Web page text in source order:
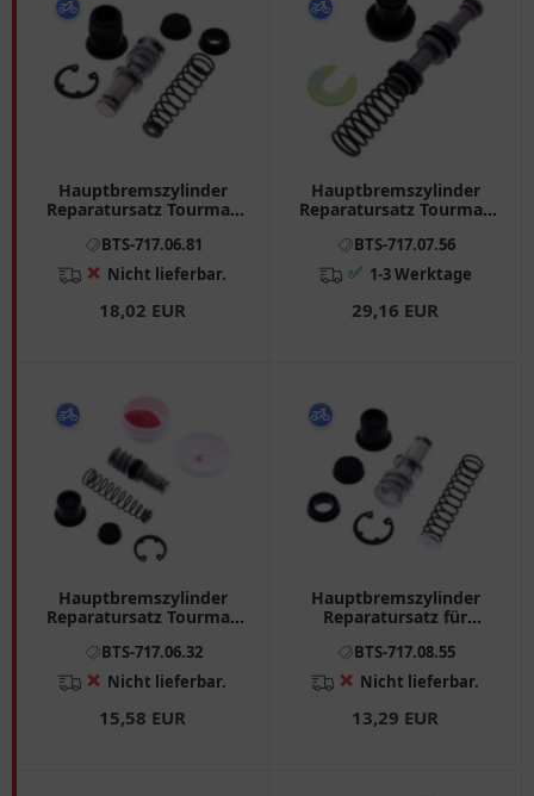
Hauptbremszylinder
Reparatursatz Tourmax
RX, YFM
BTS-717.06.81
❌ Nicht lieferbar.
18,02 EUR
Hauptbremszylinder
Reparatursatz Tourmax
GPZ
BTS-717.07.56
✅ 1-3 Werktage
29,16 EUR
Hauptbremszylinder
Reparatursatz Tourmax
BTS-717.06.32
❌ Nicht lieferbar.
15,58 EUR
Hauptbremszylinder
Reparatursatz für
BTS-717.08.55
❌ Nicht lieferbar.
13,29 EUR